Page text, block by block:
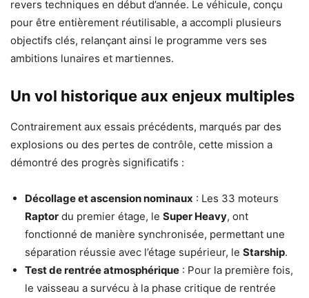
revers techniques en début d’année. Le véhicule, conçu
pour être entièrement réutilisable, a accompli plusieurs
objectifs clés, relançant ainsi le programme vers ses
ambitions lunaires et martiennes.
Un vol historique aux enjeux multiples
Contrairement aux essais précédents, marqués par des
explosions ou des pertes de contrôle, cette mission a
démontré des progrès significatifs :
Décollage et ascension nominaux : Les 33 moteurs
Raptor du premier étage, le Super Heavy, ont
fonctionné de manière synchronisée, permettant une
séparation réussie avec l’étage supérieur, le Starship.
Test de rentrée atmosphérique : Pour la première fois,
le vaisseau a survécu à la phase critique de rentrée